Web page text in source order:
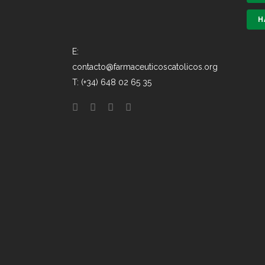
E:
contacto@farmaceuticoscatolicos.org
T: (+34) 648 02 65 35